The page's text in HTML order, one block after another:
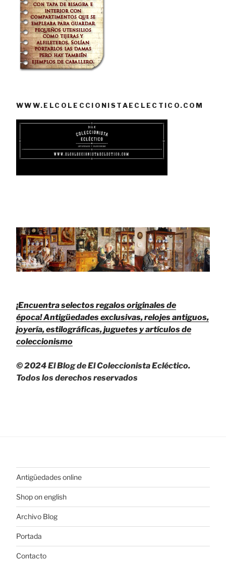
WWW.ELCOLECCIONISTAECLECTICO.COM
¡Encuentra selectos regalos originales de
época!Antigüedades exclusivas, relojes antiguos,
joyería, estilográficas, juguetes y artículos de
coleccionismo
© 2024 El Blog de El Coleccionista Ecléctico.
Todos los derechos reservados
Antigüedades online
Shop on english
Archivo Blog
Portada
Contacto